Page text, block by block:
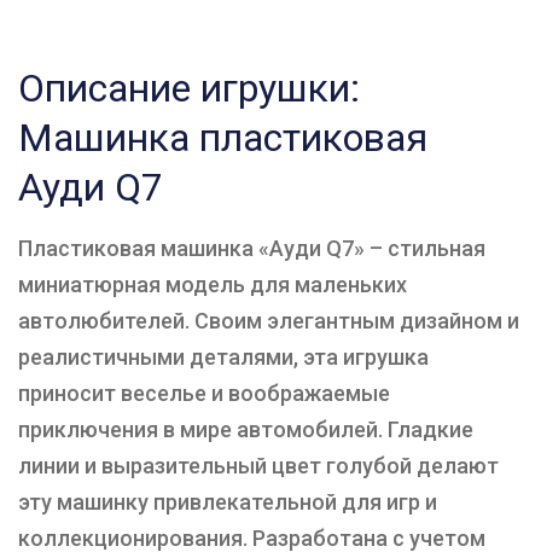
Описание игрушки:
Машинка пластиковая
Ауди Q7
Пластиковая машинка «Ауди Q7» – стильная
миниатюрная модель для маленьких
автолюбителей. Своим элегантным дизайном и
реалистичными деталями, эта игрушка
приносит веселье и воображаемые
приключения в мире автомобилей. Гладкие
линии и выразительный цвет голубой делают
эту машинку привлекательной для игр и
коллекционирования. Разработана с учетом